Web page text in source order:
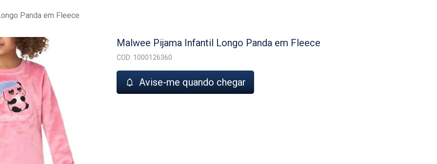
Panda em Fleece
Malwee Pijama Infantil Longo Panda em Fleece
COD: 1000126360
Avise-me quando chegar